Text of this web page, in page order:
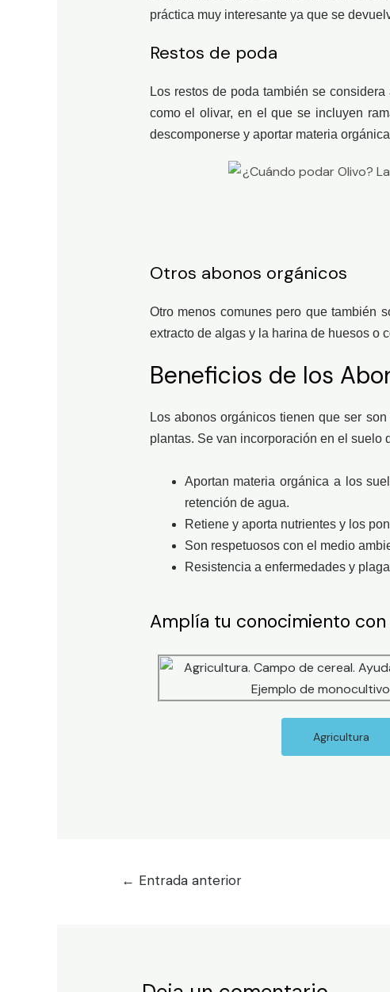
práctica muy interesante ya que se
Restos de poda
Los restos de poda también se
como el olivar, en el que se incluyen
descomponerse y aportar materia
Otros abonos orgánicos
Otro menos comunes pero que también
extracto de algas y la harina de huesos o
Beneficios de los
Los abonos orgánicos tienen que ser
plantas. Se van incorporación en el suelo
Aportan materia orgánica a los
retención de agua.
Retiene y aporta nutrientes y los
Son respetuosos con el medio
Resistencia a enfermedades y
Amplía tu conocimiento
Agricultura
← Entrada anterior